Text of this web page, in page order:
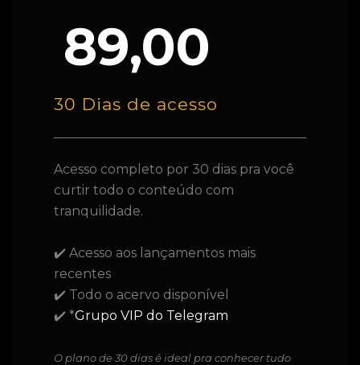
89,00
30 Dias de acesso
Acesso completo por 30 dias pra você
curtir todo o conteúdo com
tranquilidade.
✔️ Acesso aos lançamentos mais
recentes
✔️ Todo o acervo disponível
✔️ *Grupo VIP do Telegram
O plano de 30 dias é ideal pra conhecer tudo